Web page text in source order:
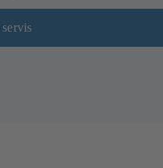
servis